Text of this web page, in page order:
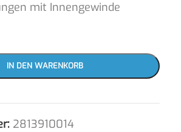
mit Innengewinde
IN DEN WARENKORB
2813910014